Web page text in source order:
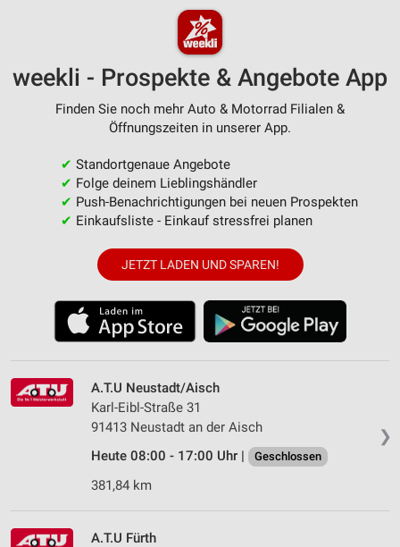
weekli - Prospekte & Angebote App
Finden Sie noch mehr Auto & Motorrad Filialen &
Öffnungszeiten in unserer App.
✔ Standortgenaue Angebote
✔ Folge deinem Lieblingshändler
✔ Push-Benachrichtigungen bei neuen Prospekten
✔ Einkaufsliste - Einkauf stressfrei planen
JETZT LADEN UND SPAREN!
❯
A.T.U Neustadt/Aisch
Karl-Eibl-Straße 31
91413 Neustadt an der Aisch
Heute 08:00 - 17:00 Uhr |
Geschlossen
381,84 km
A.T.U Fürth